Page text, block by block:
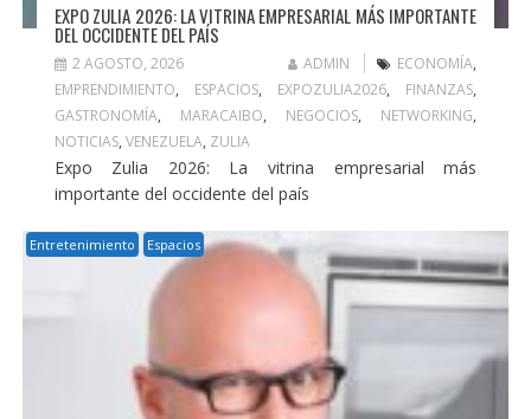
EXPO ZULIA 2026: LA VITRINA EMPRESARIAL MÁS IMPORTANTE
DEL OCCIDENTE DEL PAÍS
2 AGOSTO, 2026 ADMIN ECONOMÍA,
EMPRENDIMIENTO, ESPACIOS, EXPOZULIA2026, FINANZAS,
GASTRONOMÍA, MARACAIBO, NEGOCIOS, NETWORKING,
NOTICIAS, VENEZUELA, ZULIA
Expo Zulia 2026: La vitrina empresarial más
importante del occidente del país
Entretenimiento Espacios